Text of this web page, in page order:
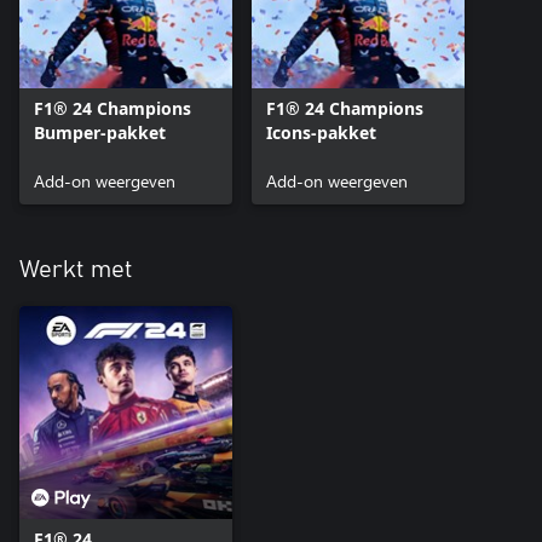
F1® 24 Champions
Bumper-pakket
Add-on weergeven
F1® 24 Champions
Icons-pakket
Add-on weergeven
Werkt met